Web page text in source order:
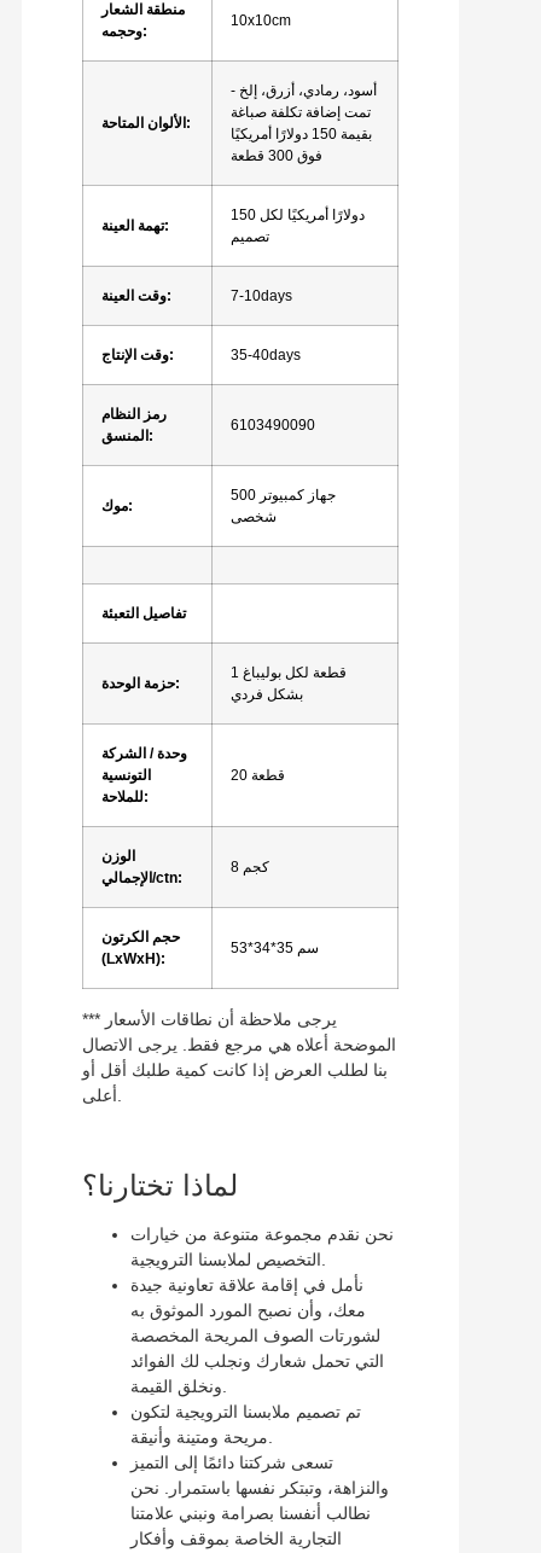
منطقة الشعار
وحجمه:
10x10cm
الألوان المتاحة:
أسود، رمادي، أزرق، إلخ -
تمت إضافة تكلفة صباغة
بقيمة 150 دولارًا أمريكيًا
فوق 300 قطعة
تهمة العينة:
150 دولارًا أمريكيًا لكل
تصميم
وقت العينة: 7-10days
وقت الإنتاج: 35-40days
رمز النظام
المنسق:
6103490090
موك:
500 جهاز كمبيوتر
شخصى
تفاصيل التعبئة
حزمة الوحدة:
1 قطعة لكل بوليباغ
بشكل فردي
وحدة / الشركة
التونسية
للملاحة:
20 قطعة
الوزن
الإجمالي/ctn:
8 كجم
حجم الكرتون
(LxWxH):
53*34*35 سم
*** يرجى ملاحظة أن نطاقات الأسعار
الموضحة أعلاه هي مرجع فقط. يرجى الاتصال
بنا لطلب العرض إذا كانت كمية طلبك أقل أو
أعلى.
لماذا تختارنا؟
نحن نقدم مجموعة متنوعة من خيارات
نأمل في إقامة علاقة تعاونية جيدة
معك، وأن نصبح المورد الموثوق به
لشورتات الصوف المريحة المخصصة
التي تحمل شعارك ونجلب لك الفوائد
تم تصميم ملابسنا الترويجية لتكون
تسعى شركتنا دائمًا إلى التميز
والنزاهة، وتبتكر نفسها باستمرار. نحن
نطالب أنفسنا بصرامة ونبني علامتنا
التجارية الخاصة بموقف وأفكار